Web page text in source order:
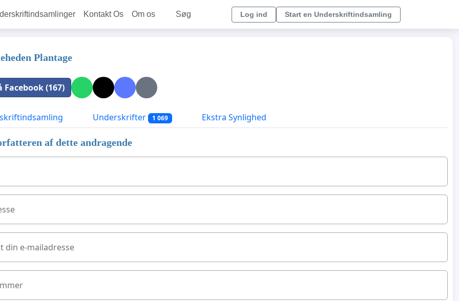
Kontakt Os Om os Søg Log ind Start en Underskriftindsamling
Plantage
Facebook (167)
Underskrifter 1 069 Ekstra Synlighed
af dette andragende
din e-mailadresse